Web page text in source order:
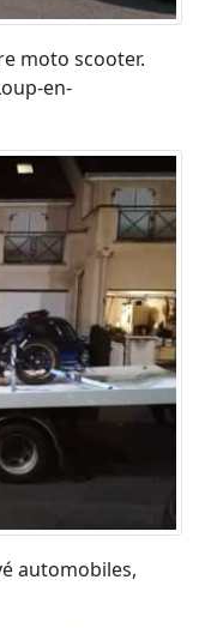
moto scooter.
en-
automobiles,